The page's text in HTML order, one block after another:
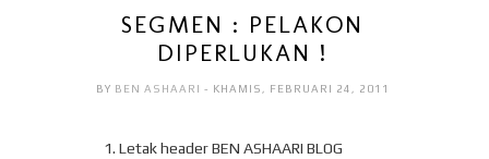
SEGMEN : PELAKON
DIPERLUKAN !
BY BEN ASHAARI - KHAMIS, FEBRUARI 24, 2011
Letak header BEN ASHAARI BLOG